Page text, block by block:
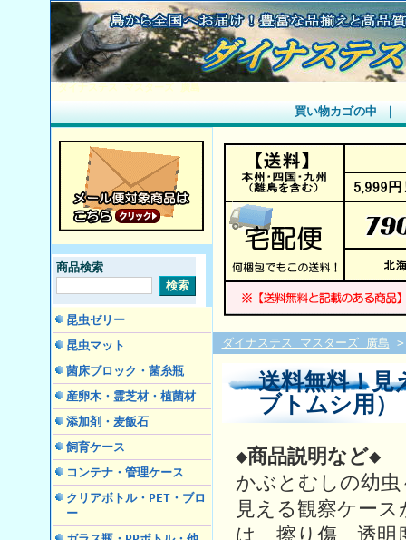
ダイナステス マスターズ 廣島
買い物カゴの中
商品検索
昆虫ゼリー
昆虫マット
菌床ブロック・菌糸瓶
産卵木・霊芝材・植菌材
添加剤・麦飯石
飼育ケース
コンテナ・管理ケース
クリアボトル・PET・ブロ
ー
ダイナステス マスターズ 廣島
送料無料！
ブトムシ用
◆商品説明など◆
かぶとむしの幼
見える観察ケー
は、擦り傷、透